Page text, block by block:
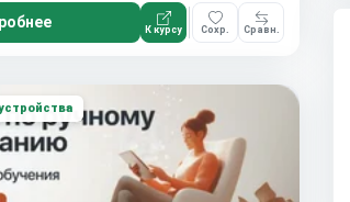
К курсу Сохр. Сравн.